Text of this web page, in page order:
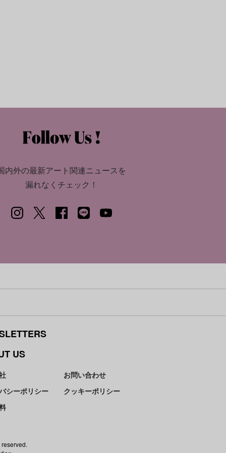
内外の最新アート関連ニュースを
漏れなくチェック！
US
お問い合わせ
シーポリシー
クッキーポリシー